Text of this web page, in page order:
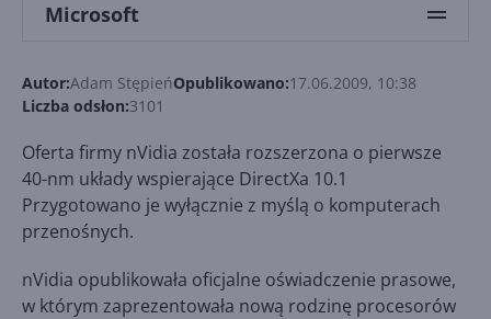
Microsoft
Autor:Adam StępieńOpublikowano:17.06.2009, 10:38
Liczba odsłon:3101
Oferta firmy nVidia została rozszerzona o pierwsze
40-nm układy wspierające DirectXa 10.1
Przygotowano je wyłącznie z myślą o komputerach
przenośnych.
nVidia opublikowała oficjalne oświadczenie prasowe,
w którym zaprezentowała nową rodzinę procesorów